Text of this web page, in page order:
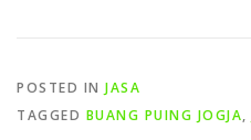
POSTED IN JASA
TAGGED BUANG PUING JOGJA,